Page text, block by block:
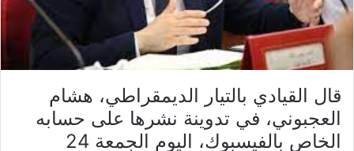
قال القيادي بالتيار الديمقراطي، هشام
العجبوني، في تدوينة نشرها على حسابه
الخاص بالفيسبوك، اليوم الجمعة 24